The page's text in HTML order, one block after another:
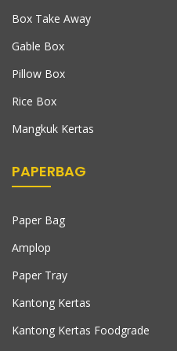
Box Take Away
Gable Box
Pillow Box
Rice Box
Mangkuk Kertas
PAPERBAG
Paper Bag
Amplop
Paper Tray
Kantong Kertas
Kantong Kertas Foodgrade